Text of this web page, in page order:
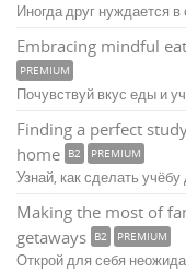
Иногда друг нуждается в
Embracing mindful
PREMIUM
Почувствуй вкус еды и
Finding a perfect
home
B2 PREMIUM
Узнай, как сделать
Making the most of
getaways
B2 PREMIUM
Открой для себя